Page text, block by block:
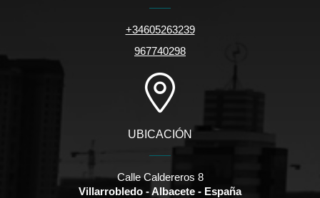
+34605263239
967740298
UBICACIÓN
Calle Caldereros 8
Villarrobledo - Albacete - España